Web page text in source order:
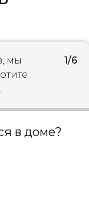
мы
1/6
в доме?